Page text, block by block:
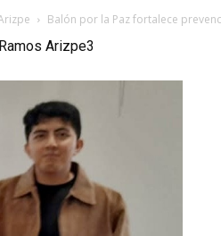
Balón por la Paz fortalece
Arizpe3